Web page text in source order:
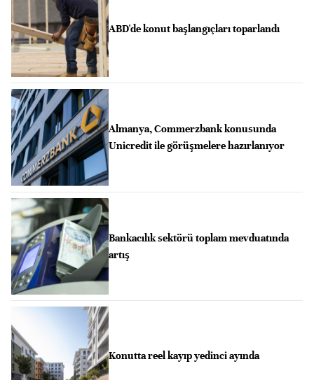
ABD'de konut başlangıçları toparlandı
Almanya, Commerzbank konusunda
Unicredit ile görüşmelere hazırlanıyor
Bankacılık sektörü toplam mevduatında
artış
Konutta reel kayıp yedinci ayında